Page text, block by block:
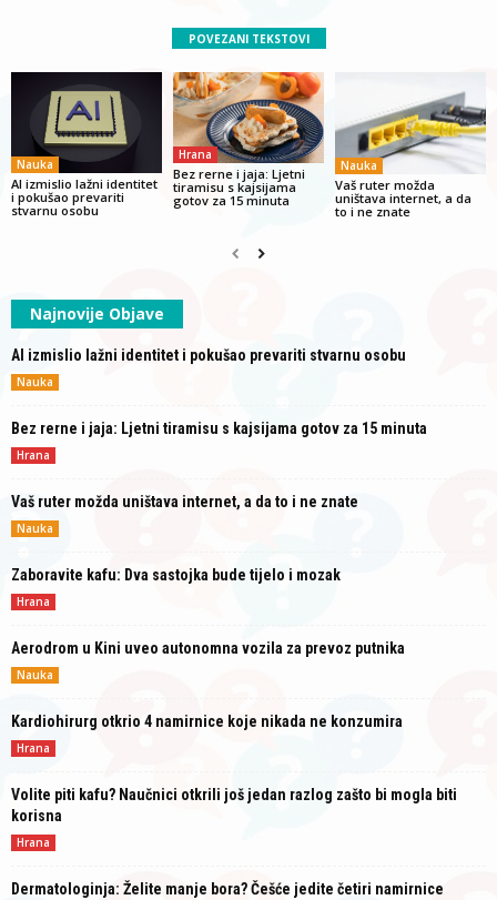
POVEZANI TEKSTOVI
Nauka
AI izmislio lažni identitet
i pokušao prevariti
stvarnu osobu
Hrana
Bez rerne i jaja: Ljetni
tiramisu s kajsijama
gotov za 15 minuta
Nauka
Vaš ruter možda
uništava internet, a da
to i ne znate
Najnovije Objave
AI izmislio lažni identitet i pokušao prevariti stvarnu osobu
Nauka
Bez rerne i jaja: Ljetni tiramisu s kajsijama gotov za 15 minuta
Hrana
Vaš ruter možda uništava internet, a da to i ne znate
Nauka
Zaboravite kafu: Dva sastojka bude tijelo i mozak
Hrana
Aerodrom u Kini uveo autonomna vozila za prevoz putnika
Nauka
Kardiohirurg otkrio 4 namirnice koje nikada ne konzumira
Hrana
Volite piti kafu? Naučnici otkrili još jedan razlog zašto bi mogla biti
korisna
Hrana
Dermatologinja: Želite manje bora? Češće jedite četiri namirnice